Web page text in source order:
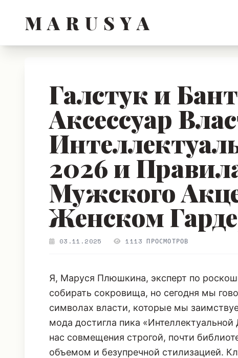
M A R U S Y A
Галстук и
Аксессуар
2026 и
Мужского
Женском
03.11.2025 1113 ПРОСМОТРОВ
Я, Маруся Плюшкина, эксперт по
собирать сокровища, но сегодня мы
символах власти, которые мы
мода достигла пика
нас совмещения строгой, почти
объемом и безупречной стилизацией.